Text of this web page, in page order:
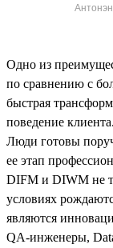
Одно из
по сравнению с
быстрая
поведение
Люди готовы
ее этап
DIFM и DIWM не
условиях
являются
QA-инженеры,